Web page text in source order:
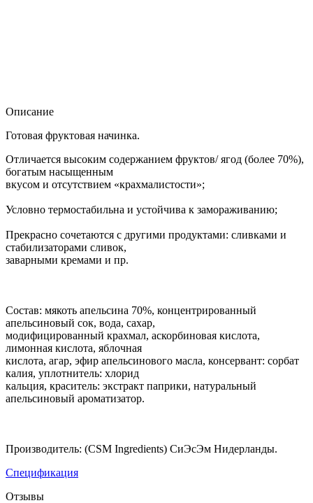
Описание
Готовая фруктовая начинка.
Отличается высоким содержанием фруктов/ ягод (более 70%),
богатым насыщенным
вкусом и отсутствием «крахмалистости»;
Условно термостабильна и устойчива к замораживанию;
Прекрасно сочетаются с другими продуктами: сливками и
стабилизаторами сливок,
заварными кремами и пр.
Состав: мякоть апельсина 70%, концентрированный
апельсиновый сок, вода, сахар,
модифицированный крахмал, аскорбиновая кислота,
лимонная кислота, яблочная
кислота, агар, эфир апельсинового масла, консервант: сорбат
калия, уплотнитель: хлорид
кальция, краситель: экстракт паприки, натуральный
апельсиновый ароматизатор.
Производитель: (CSM Ingredients) СиЭсЭм Нидерланды.
Спецификация
Отзывы